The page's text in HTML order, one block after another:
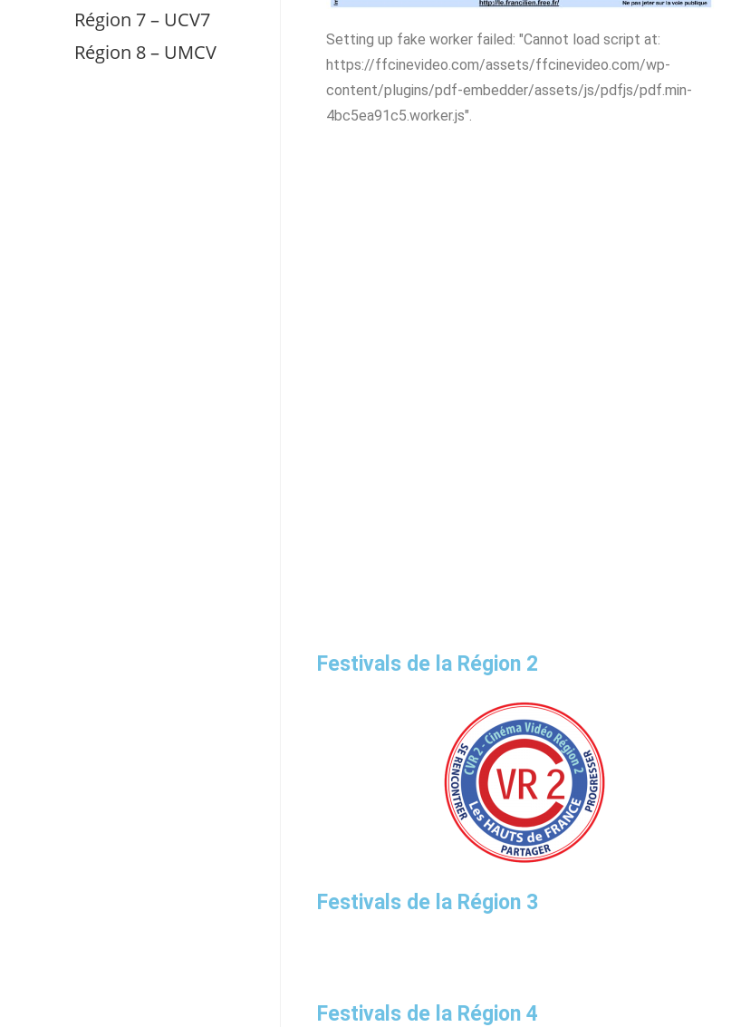
Setting up fake worker failed: "Cannot load script at:
https://ffcinevideo.com/assets/ffcinevideo.com/wp-
content/plugins/pdf-embedder/assets/js/pdfjs/pdf.min-
4bc5ea91c5.worker.js".
Festivals de la Région 2
Festivals de la Région 3
Festivals de la Région 4
Région 7 – UCV7
Région 8 – UMCV